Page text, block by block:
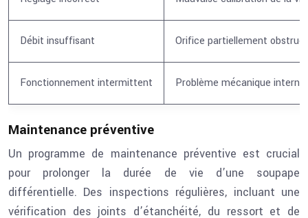
Débit insuffisant Orifice partiellement obstrué
Fonctionnement intermittent Problème mécanique
Maintenance préventive
Un programme de maintenance préventive est crucial
pour prolonger la durée de vie d’une soupape
différentielle. Des inspections régulières, incluant une
vérification des joints d’étanchéité, du ressort et de